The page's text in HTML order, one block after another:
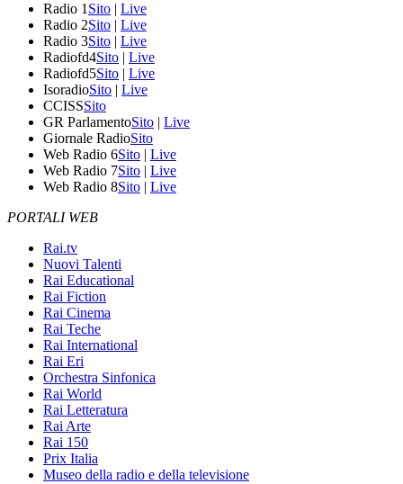
Radio 1 Sito | Live
Radio 2Sito | Live
Radio 3Sito | Live
Radiofd4Sito | Live
Radiofd5Sito | Live
IsoradioSito | Live
CCISSSito
GR ParlamentoSito | Live
Giornale RadioSito
Web Radio 6Sito | Live
Web Radio 7Sito | Live
Web Radio 8Sito | Live
PORTALI WEB
Rai.tv
Nuovi Talenti
Rai Educational
Rai Fiction
Rai Cinema
Rai Teche
Rai International
Rai Eri
Orchestra Sinfonica
Rai World
Rai Letteratura
Rai Arte
Rai 150
Prix Italia
Museo della radio e della televisione